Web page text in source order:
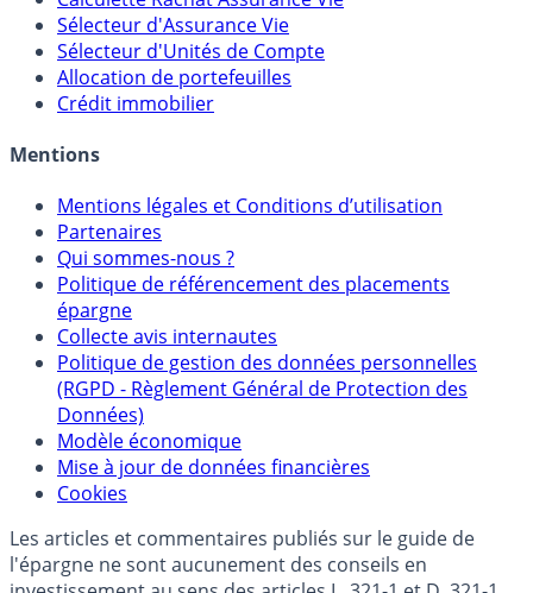
Calculette Impôts
Calculette Rachat Assurance Vie
Sélecteur d'Assurance Vie
Sélecteur d'Unités de Compte
Crédit immobilier
Mentions
Mentions légales et Conditions d’utilisation
Partenaires
Qui sommes-nous ?
Politique de référencement des placements
épargne
Collecte avis internautes
Politique de gestion des données personnelles
(RGPD - Règlement Général de Protection des
Données)
Modèle économique
Cookies
Les articles et commentaires publiés sur le guide de